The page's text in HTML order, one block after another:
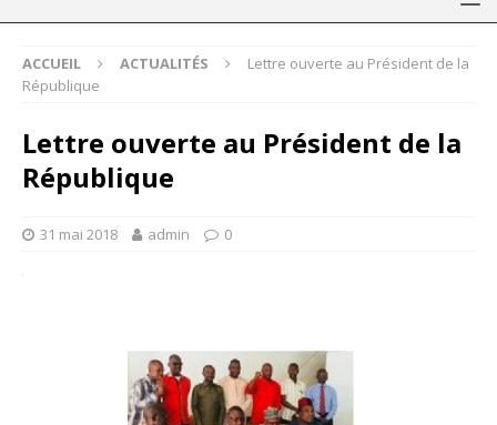
ACCUEIL ACTUALITÉS
Lettre ouverte au Président de la
République
Lettre ouverte au Président de la
République
31 mai 2018 admin 0